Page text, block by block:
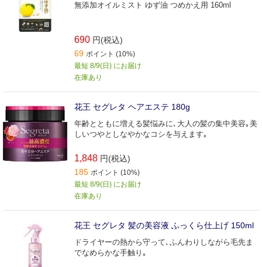
無添加オイルミスト ゆず油 つめかえ用 160ml
690 円(税込)
69 ポイント (10%)
最短 8/9(日) にお届け
在庫あり
花王 セグレタ ヘアエステ 180g
年齢とともに増える髪悩みに､大人の髪の集中美容｡美
しいつやとしなやかなコシを与えます｡
1,848 円(税込)
185 ポイント (10%)
最短 8/9(日) にお届け
在庫あり
花王 セグレタ 髪の美容液 ふっくら仕上げ 150ml
ドライヤーの熱から守って､ふんわりしながら毛先ま
でなめらかな手触り｡